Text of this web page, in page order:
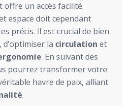
offre un accès facilité.
espace doit cependant
précis. Il est crucial de bien
la circulation et
. En suivant des
pourrez transformer votre
havre de paix, alliant
.